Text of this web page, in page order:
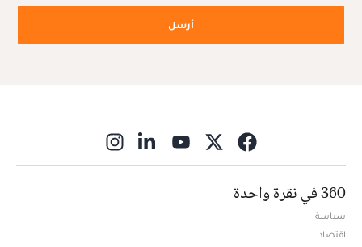
أرسل
360 في نقرة واحدة
سياسة
اقتصاد